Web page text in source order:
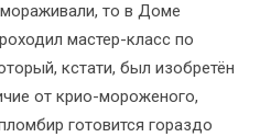
то в Доме
мастер-класс по
кстати, был изобретён
от крио-мороженого,
готовится гораздо